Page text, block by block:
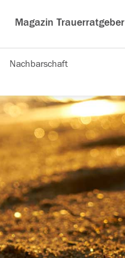
Magazin Trauerratgeber
Nachbarschaft